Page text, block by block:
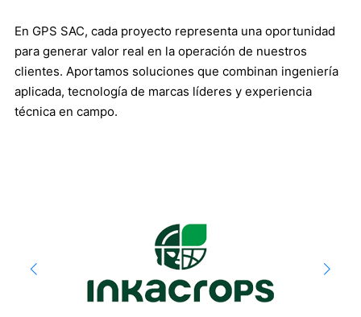
En GPS SAC, cada proyecto representa una oportunidad
para generar valor real en la operación de nuestros
clientes. Aportamos soluciones que combinan ingeniería
aplicada, tecnología de marcas líderes y experiencia
técnica en campo.